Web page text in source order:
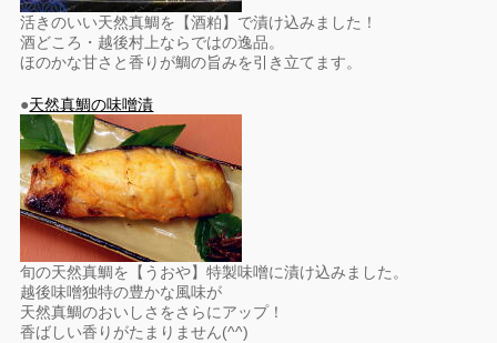
活きのいい天然真鯛を【酒粕】で漬け込みました！
酒どころ・越後村上ならではの逸品。
ほのかな甘さと香りが鯛の旨みを引き立てます。
●天然真鯛の味噌漬
旬の天然真鯛を【うおや】特製味噌に漬け込みました。
越後味噌独特の豊かな風味が
天然真鯛のおいしさをさらにアップ！
香ばしい香りがたまりません(^^)